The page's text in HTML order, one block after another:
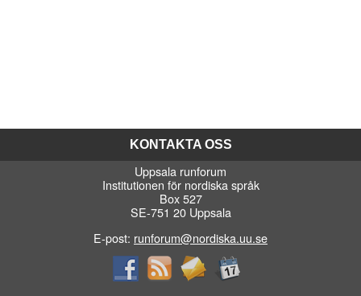
KONTAKTA OSS
Uppsala runforum
Institutionen för nordiska språk
Box 527
SE-751 20 Uppsala
E-post: runforum@nordiska.uu.se